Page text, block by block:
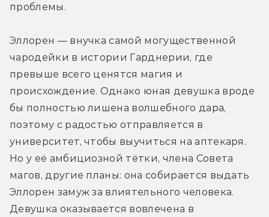
проблемы.
Эллорен — внучка самой могущественной
чародейки в истории Гарднерии, где
превыше всего ценятся магия и
происхождение. Однако юная девушка вроде
бы полностью лишена волшебного дара,
поэтому с радостью отправляется в
университет, чтобы выучиться на аптекаря.
Но у её амбициозной тётки, члена Совета
магов, другие планы: она собирается выдать
Эллорен замуж за влиятельного человека.
Девушка оказывается вовлечена в